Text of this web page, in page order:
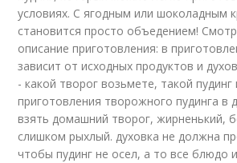
условиях. С ягодным или шоколадным
становится просто объедением!
описание приготовления: в
зависит от исходных продуктов и
- какой творог возьмете, такой пудинг
приготовления творожного пудинга в
взять домашний творог, жирненький,
слишком рыхлый. духовка не должна
чтобы пудинг не осел, а то все блюдо